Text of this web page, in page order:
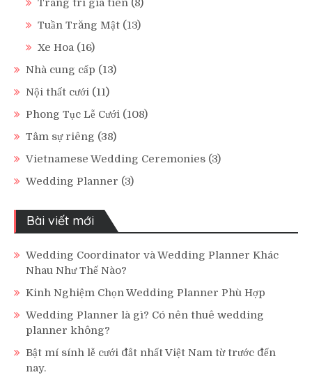
Trang trí gia tiên (8)
Tuần Trăng Mật (13)
Xe Hoa (16)
Nhà cung cấp (13)
Nội thất cưới (11)
Phong Tục Lễ Cưới (108)
Tâm sự riêng (38)
Vietnamese Wedding Ceremonies (3)
Wedding Planner (3)
Bài viết mới
Wedding Coordinator và Wedding Planner Khác
Nhau Như Thế Nào?
Kinh Nghiệm Chọn Wedding Planner Phù Hợp
Wedding Planner là gì? Có nên thuê wedding
planner không?
Bật mí sính lễ cưới đắt nhất Việt Nam từ trước đến
nay.